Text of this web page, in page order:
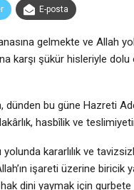
E-posta
gelmekte ve Allah
karşı şükür hisleriyle
bu güne Hazreti
hasbîlik ve
kararlılık ve
işareti üzerine biricik
dini yaymak için